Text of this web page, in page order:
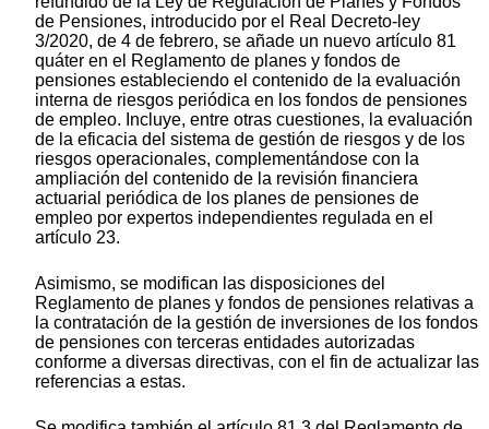
de Pensiones, introducido por el Real Decreto-ley
3/2020, de 4 de febrero, se añade un nuevo artículo 81
quáter en el Reglamento de planes y fondos de
pensiones estableciendo el contenido de la evaluación
interna de riesgos periódica en los fondos de pensiones
de empleo. Incluye, entre otras cuestiones, la evaluación
de la eficacia del sistema de gestión de riesgos y de los
riesgos operacionales, complementándose con la
ampliación del contenido de la revisión financiera
actuarial periódica de los planes de pensiones de
empleo por expertos independientes regulada en el
artículo 23.
Asimismo, se modifican las disposiciones del
Reglamento de planes y fondos de pensiones relativas a
la contratación de la gestión de inversiones de los fondos
de pensiones con terceras entidades autorizadas
conforme a diversas directivas, con el fin de actualizar las
referencias a estas.